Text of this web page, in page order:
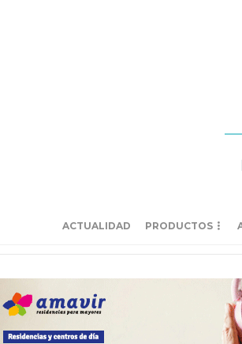
ACTUALIDAD PRODUCTOS